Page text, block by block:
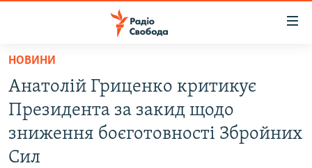
Перейти
основного
матеріалу
Перейти
до
основної
СТАТТІ
ВІЙНА
НОВИНИ
Анатолій Гриценко критикує
Президента за закид щодо
зниження боєготовності Збройних
Сил